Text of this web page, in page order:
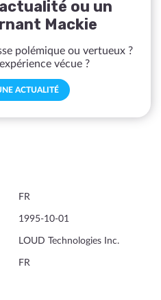
ou un
Mackie
polémique ou vertueux ?
vécue ?
ACTUALITÉ
FR
1995-10-01
LOUD Technologies Inc.
FR